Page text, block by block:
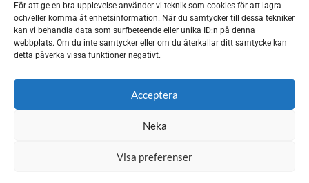
För att ge en bra upplevelse använder vi teknik som cookies för att lagra
och/eller komma åt enhetsinformation. När du samtycker till dessa tekniker
kan vi behandla data som surfbeteende eller unika ID:n på denna
webbplats. Om du inte samtycker eller om du återkallar ditt samtycke kan
detta påverka vissa funktioner negativt.
Acceptera
Neka
Visa preferenser